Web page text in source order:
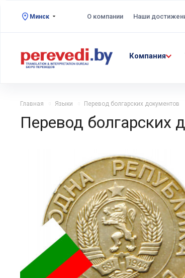
Минск О компании Наши
Компания
Главная Языки Перевод болгарских документов
Перевод болгарских